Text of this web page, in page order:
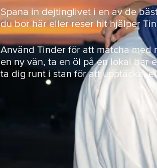
Spana in dejtinglivet i en av de
du bor här eller reser hit hjälper
Använd Tinder för att matcha med
en ny vän, ta en öl på en lokal bar
ta dig runt i stan för att upptäcka,